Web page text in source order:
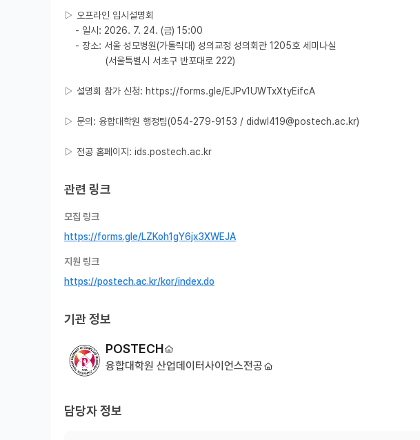
▷ 오프라인 입시설명회
▷ 설명회 참가 신청: https://forms.gle/EJPv1UWTxXtyEifcA
▷ 문의: 융합대학원 행정팀(054-279-9153 / didwl419@postech.ac.kr)
▷ 전공 홈페이지: ids.postech.ac.kr
관련 링크
모집 링크
https://forms.gle/LZKoh1gY6jx3XWEJA
지원 링크
https://postech.ac.kr/kor/index.do
기관 정보
POSTECH
융합대학원 산업데이터사이언스전공
담당자 정보